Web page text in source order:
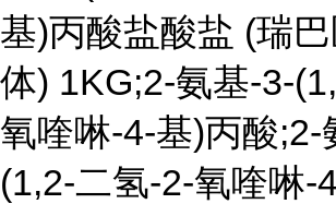
基)丙酸盐酸盐 (瑞
体) 1KG;2-氨基-3-
氧喹啉-4-基)丙酸;2-
(1,2-二氢-2-氧喹啉-